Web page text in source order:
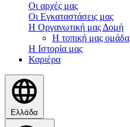
Οι αρχές μας
Οι Εγκαταστάσεις μας
Η Οργανωτική μας Δομή
Η τοπική μας ομάδα
Η Ιστορία μας
Καριέρα
Ελλάδα